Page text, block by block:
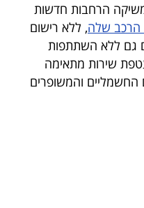
הכשרה משיקה הרחבות חדשות
הרכב שלה, ללא רישום
גם ללא השתתפות
שירות מתאימה
והמשופרים